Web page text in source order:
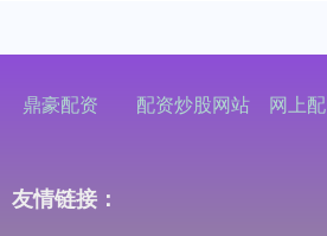
鼎豪配资 配资炒股网站 网上
友情链接：